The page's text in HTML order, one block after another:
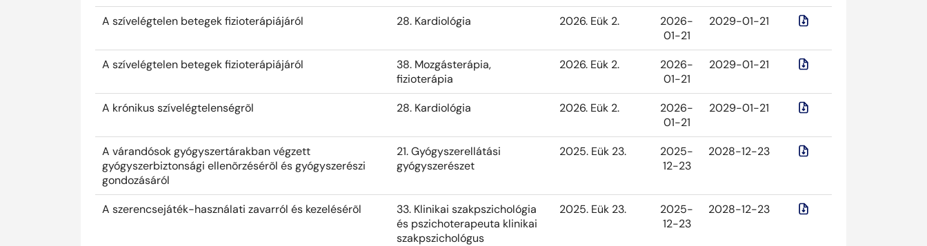
A szívelégtelen betegek fizioterápiájáról 28. Kardiológia 2026. Eük 2.
2026-
01-21
2029-01-21
A szívelégtelen betegek fizioterápiájáról
38. Mozgásterápia,
fizioterápia
2026. Eük 2.
2026-
01-21
2029-01-21
A krónikus szívelégtelenségrõl 28. Kardiológia 2026. Eük 2.
2026-
01-21
2029-01-21
A várandósok gyógyszertárakban végzett
gyógyszerbiztonsági ellenõrzésérõl és gyógyszerészi
gondozásáról
21. Gyógyszerellátási
gyógyszerészet
2025. Eük 23.
2025-
12-23
2028-12-23
A szerencsejáték-használati zavarról és kezelésérõl
33. Klinikai szakpszichológia
és pszichoterapeuta klinikai
szakpszichológus
2025. Eük 23.
2025-
12-23
2028-12-23